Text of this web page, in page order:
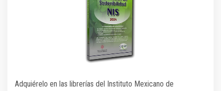
Adquiérelo en las librerías del Instituto Mexicano de